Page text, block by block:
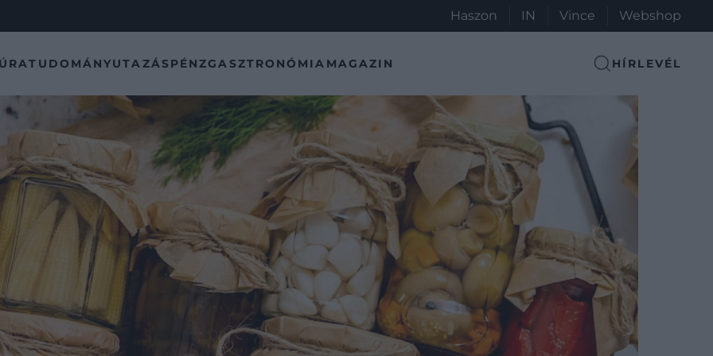
Haszon IN Vince Webshop
TUDOMÁNYUTAZÁSPÉNZGASZTRONÓMIA MAGAZIN HÍRLEVÉL